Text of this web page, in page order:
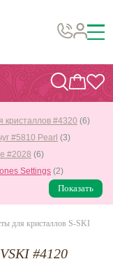
кристаллов #4320 (6)
#5810 Pearl (3)
#2028 (6)
Settings (2)
Показать
для кристаллов S-SKI
#4120